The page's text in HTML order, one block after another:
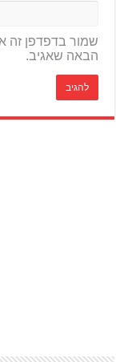
שמור בדפדפן זה
הבאה שאגיב.